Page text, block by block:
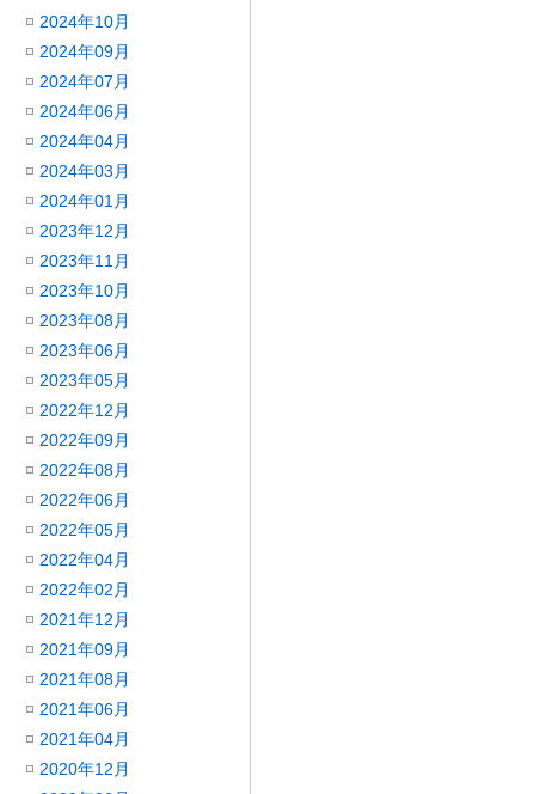
2024年10月
2024年09月
2024年07月
2024年06月
2024年04月
2024年03月
2024年01月
2023年12月
2023年11月
2023年10月
2023年08月
2023年06月
2023年05月
2022年12月
2022年09月
2022年08月
2022年06月
2022年05月
2022年04月
2022年02月
2021年12月
2021年09月
2021年08月
2021年06月
2021年04月
2020年12月